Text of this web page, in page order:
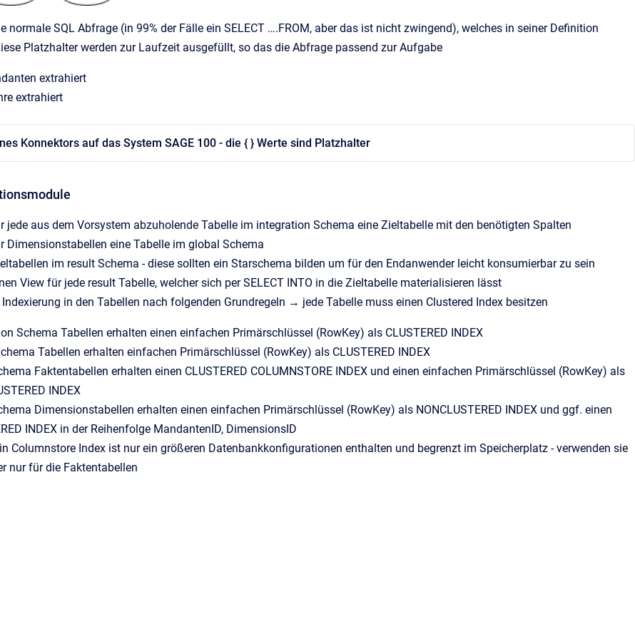
normale SQL Abfrage (in 99% der Fälle ein SELECT ….FROM, aber das ist nicht zwingend), welches in seiner Definition
Platzhalter werden zur Laufzeit ausgefüllt, so das die Abfrage passend zur Aufgabe
extrahiert
extrahiert
Konnektors auf das System SAGE 100 - die { } Werte sind Platzhalter
jede aus dem Vorsystem abzuholende Tabelle im integration Schema eine Zieltabelle mit den benötigten Spalten
Dimensionstabellen eine Tabelle im global Schema
im result Schema - diese sollten ein Starschema bilden um für den Endanwender leicht konsumierbar zu sein
View für jede result Tabelle, welcher sich per SELECT INTO in die Zieltabelle materialisieren lässt
in den Tabellen nach folgenden Grundregeln → jede Tabelle muss einen Clustered Index besitzen
Schema Tabellen erhalten einen einfachen Primärschlüssel (RowKey) als CLUSTERED INDEX
Tabellen erhalten einfachen Primärschlüssel (RowKey) als CLUSTERED INDEX
Faktentabellen erhalten einen CLUSTERED COLUMNSTORE INDEX und einen einfachen Primärschlüssel (RowKey) als
INDEX
Dimensionstabellen erhalten einen einfachen Primärschlüssel (RowKey) als NONCLUSTERED INDEX und ggf. einen
INDEX in der Reihenfolge MandantenID, DimensionsID
Columnstore Index ist nur ein größeren Datenbankkonfigurationen enthalten und begrenzt im Speicherplatz - verwenden sie
nur für die Faktentabellen